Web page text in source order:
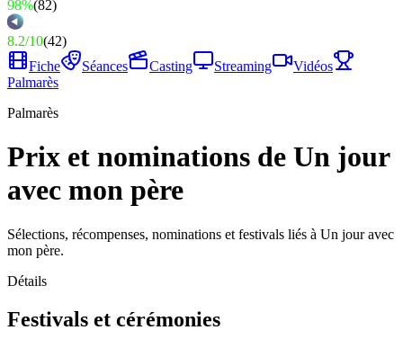
98%(82)
8.2/10(42)
Fiche
Séances Casting Streaming
Vidéos
Palmarès
Palmarès
Prix et nominations de Un jour
avec mon père
Sélections, récompenses, nominations et festivals liés à Un jour avec
mon père.
Détails
Festivals et cérémonies